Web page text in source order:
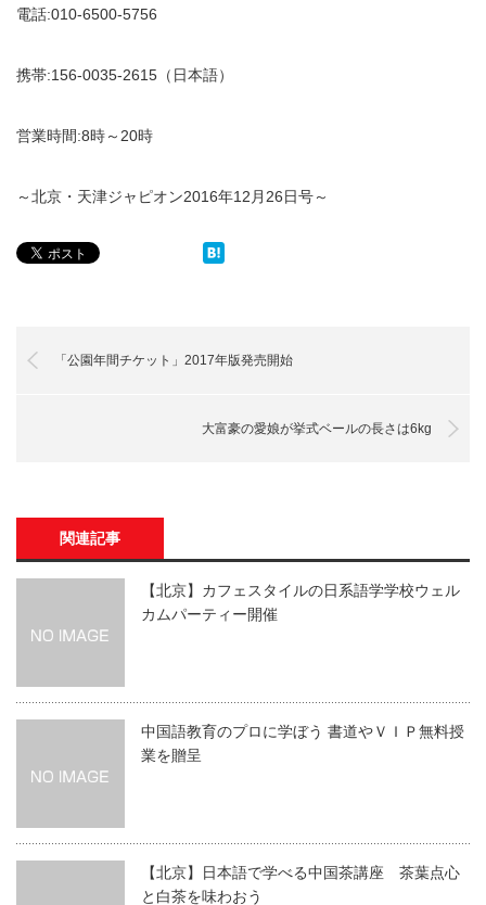
電話:010-6500-5756
携帯:156-0035-2615（日本語）
営業時間:8時～20時
～北京・天津ジャピオン2016年12月26日号～
「公園年間チケット」2017年版発売開始
大富豪の愛娘が挙式ベールの長さは6kg
関連記事
【北京】カフェスタイルの日系語学学校ウェル
カムパーティー開催
中国語教育のプロに学ぼう 書道やＶＩＰ無料授
業を贈呈
【北京】日本語で学べる中国茶講座 茶葉点心
と白茶を味わおう